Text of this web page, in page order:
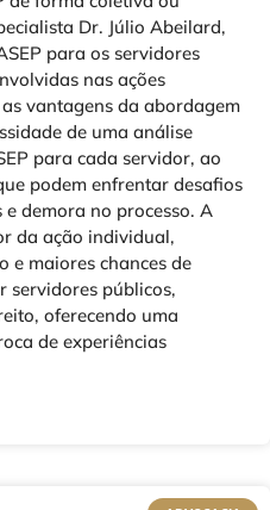
Dr. Júlio Abeilard,
para os servidores
nas ações
vantagens da abordagem
de uma análise
para cada servidor, ao
podem enfrentar desafios
demora no processo. A
da ação individual,
e maiores chances de
servidores públicos,
oferecendo uma
de experiências